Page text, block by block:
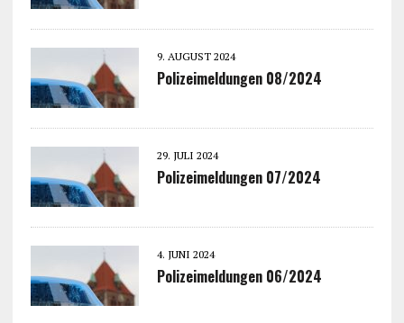
9. AUGUST 2024
Polizeimeldungen 08/2024
29. JULI 2024
Polizeimeldungen 07/2024
4. JUNI 2024
Polizeimeldungen 06/2024